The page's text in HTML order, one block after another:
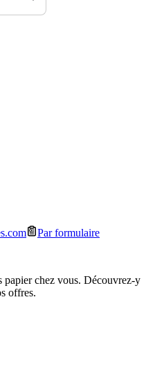
Par formulaire
papier chez vous. Découvrez-y
offres.